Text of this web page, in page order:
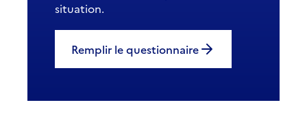
situation.
Remplir le questionnaire